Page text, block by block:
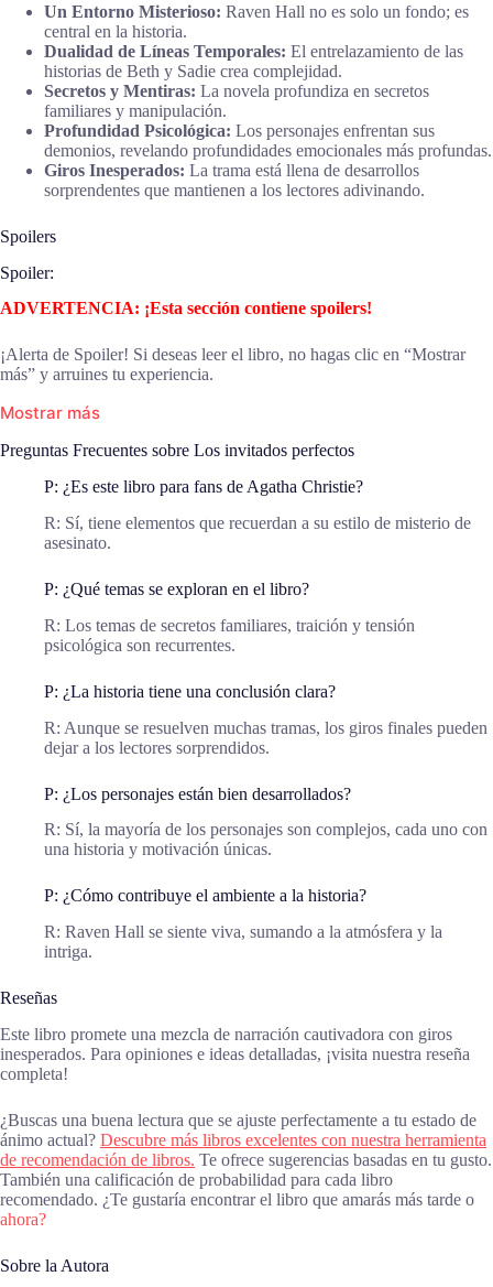
Un Entorno Misterioso: Raven Hall no es solo un fondo; es
central en la historia.
Dualidad de Líneas Temporales: El entrelazamiento de las
historias de Beth y Sadie crea complejidad.
Secretos y Mentiras: La novela profundiza en secretos
familiares y manipulación.
Profundidad Psicológica: Los personajes enfrentan sus
demonios, revelando profundidades emocionales más profundas.
Giros Inesperados: La trama está llena de desarrollos
sorprendentes que mantienen a los lectores adivinando.
Spoilers
Spoiler:
ADVERTENCIA: ¡Esta sección contiene spoilers!
¡Alerta de Spoiler! Si deseas leer el libro, no hagas clic en “Mostrar
más” y arruines tu experiencia.
Mostrar más
Preguntas Frecuentes sobre Los invitados perfectos
P: ¿Es este libro para fans de Agatha Christie?
R: Sí, tiene elementos que recuerdan a su estilo de misterio de
asesinato.
P: ¿Qué temas se exploran en el libro?
R: Los temas de secretos familiares, traición y tensión
psicológica son recurrentes.
P: ¿La historia tiene una conclusión clara?
R: Aunque se resuelven muchas tramas, los giros finales pueden
dejar a los lectores sorprendidos.
P: ¿Los personajes están bien desarrollados?
R: Sí, la mayoría de los personajes son complejos, cada uno con
una historia y motivación únicas.
P: ¿Cómo contribuye el ambiente a la historia?
R: Raven Hall se siente viva, sumando a la atmósfera y la
intriga.
Reseñas
Este libro promete una mezcla de narración cautivadora con giros
inesperados. Para opiniones e ideas detalladas, ¡visita nuestra reseña
completa!
¿Buscas una buena lectura que se ajuste perfectamente a tu estado de
ánimo actual? Descubre más libros excelentes con nuestra herramienta
de recomendación de libros. Te ofrece sugerencias basadas en tu gusto.
También una calificación de probabilidad para cada libro
recomendado. ¿Te gustaría encontrar el libro que amarás más tarde o
ahora?
Sobre la Autora